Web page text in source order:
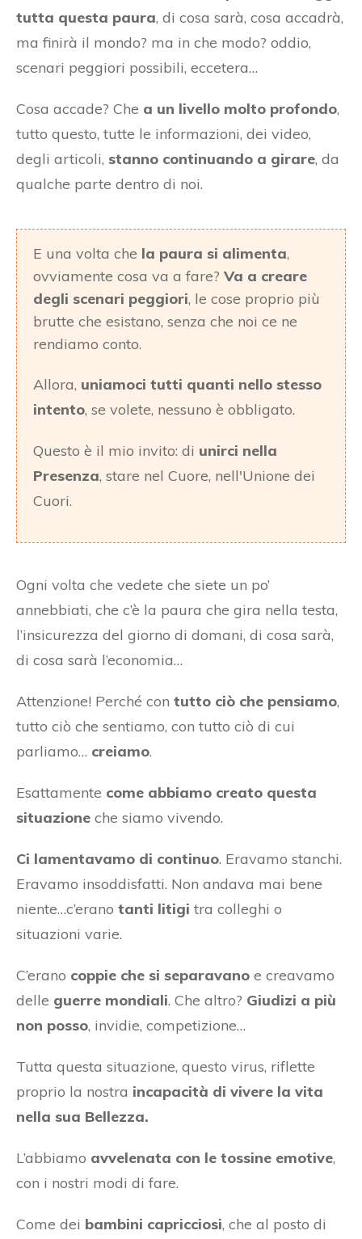
tutta questa paura, di cosa sarà, cosa accadrà,
ma finirà il mondo? ma in che modo? oddio,
scenari peggiori possibili, eccetera…
Cosa accade? Che a un livello molto profondo,
tutto questo, tutte le informazioni, dei video,
degli articoli, stanno continuando a girare, da
qualche parte dentro di noi.
E una volta che la paura si alimenta,
ovviamente cosa va a fare? Va a creare
degli scenari peggiori, le cose proprio più
brutte che esistano, senza che noi ce ne
rendiamo conto.
Allora, uniamoci tutti quanti nello stesso
intento, se volete, nessuno è obbligato.
Questo è il mio invito: di unirci nella
Presenza, stare nel Cuore, nell'Unione dei
Cuori.
Ogni volta che vedete che siete un po’
annebbiati, che c’è la paura che gira nella testa,
l’insicurezza del giorno di domani, di cosa sarà,
di cosa sarà l’economia…
Attenzione! Perché con tutto ciò che pensiamo,
tutto ciò che sentiamo, con tutto ciò di cui
parliamo… creiamo.
Esattamente come abbiamo creato questa
situazione che siamo vivendo.
Ci lamentavamo di continuo. Eravamo stanchi.
Eravamo insoddisfatti. Non andava mai bene
niente…c’erano tanti litigi tra colleghi o
situazioni varie.
C’erano coppie che si separavano e creavamo
delle guerre mondiali. Che altro? Giudizi a più
non posso, invidie, competizione…
Tutta questa situazione, questo virus, riflette
proprio la nostra incapacità di vivere la vita
nella sua Bellezza.
L’abbiamo avvelenata con le tossine emotive,
con i nostri modi di fare.
Come dei bambini capricciosi, che al posto di